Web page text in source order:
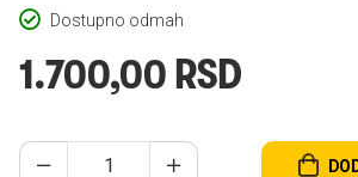
Dostupno odmah
1.700,00 RSD